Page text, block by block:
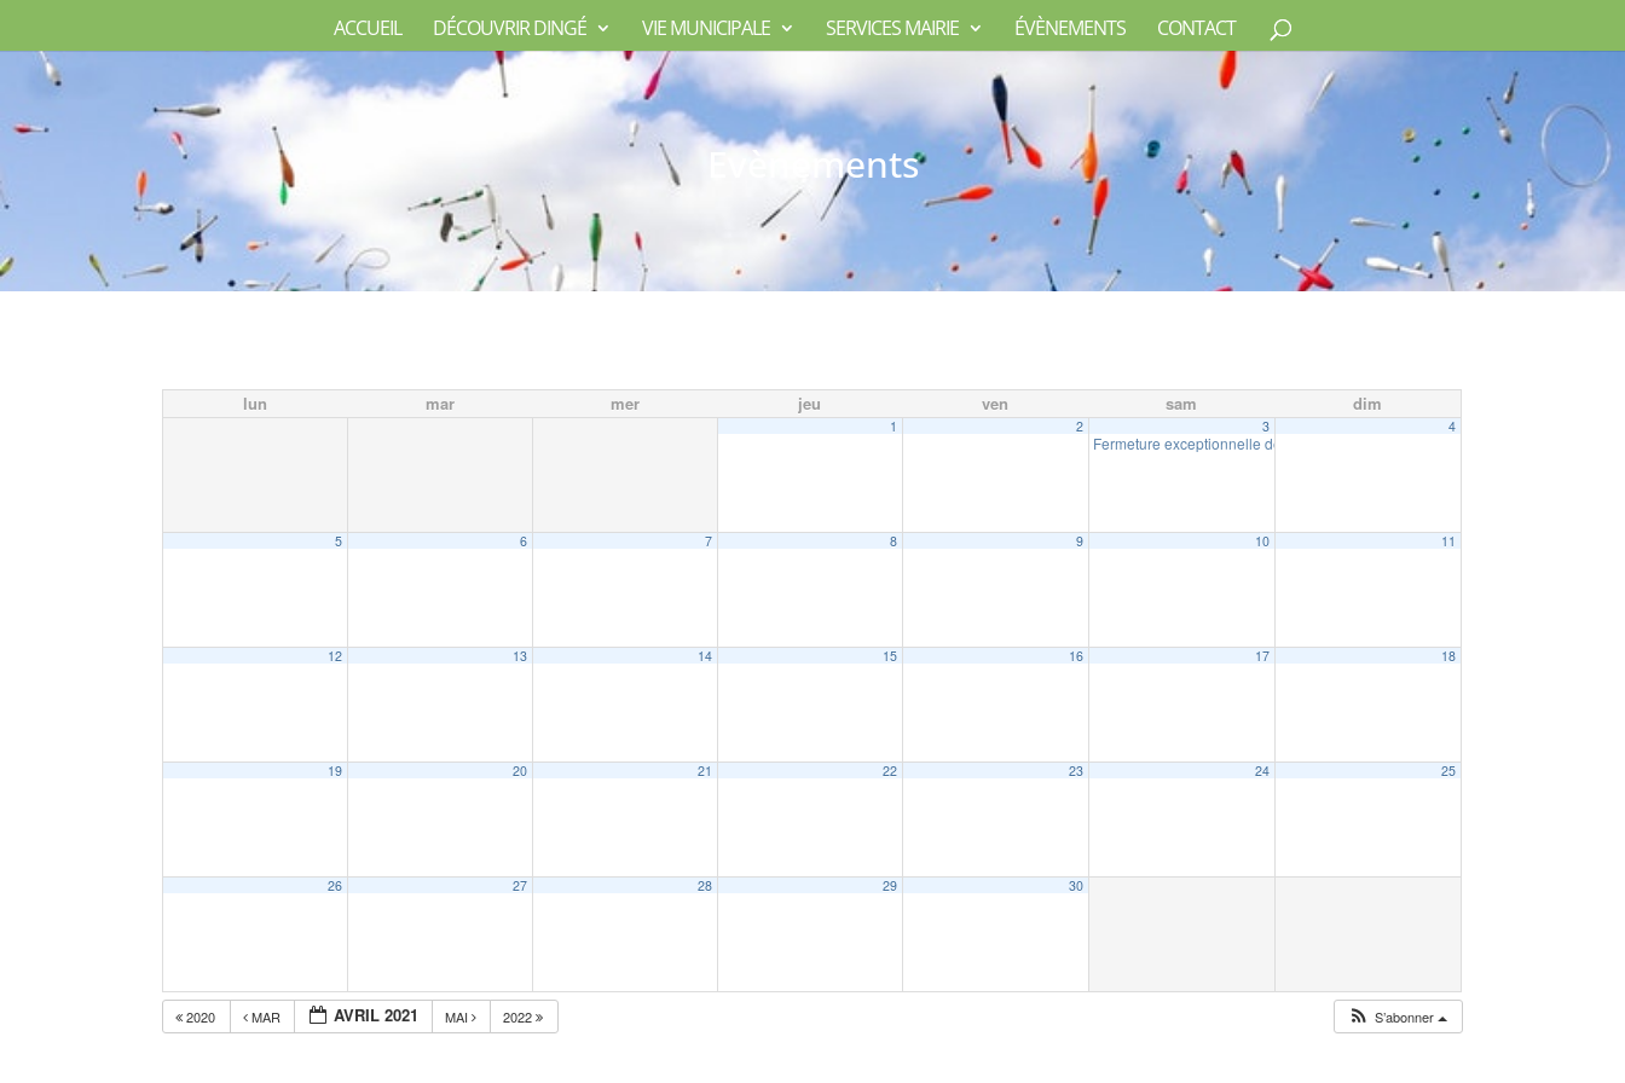
ACCUEIL DÉCOUVRIR DINGÉ VIE MUNICIPALE SERVICES MAIRIE ÉVÈNEMENTS CONTACT
Evènements
lun mar mer jeu ven sam dim
1 2 3
Fermeture exceptionnelle de la Mairie
4
5 6 7 8 9 10 11
12 13 14 15 16 17 18
19 20 21 22 23 24 25
26 27 28 29 30
2020 MAR AVRIL 2021 MAI 2022 S’abonner